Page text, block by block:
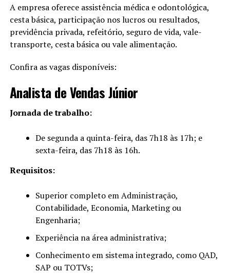
A empresa oferece assistência médica e odontológica,
cesta básica, participação nos lucros ou resultados,
previdência privada, refeitório, seguro de vida, vale-
transporte, cesta básica ou vale alimentação.
Confira as vagas disponíveis:
Analista de Vendas Júnior
Jornada de trabalho:
De segunda a quinta-feira, das 7h18 às 17h; e
sexta-feira, das 7h18 às 16h.
Requisitos:
Superior completo em Administração,
Contabilidade, Economia, Marketing ou
Engenharia;
Experiência na área administrativa;
Conhecimento em sistema integrado, como QAD,
SAP ou TOTVs;